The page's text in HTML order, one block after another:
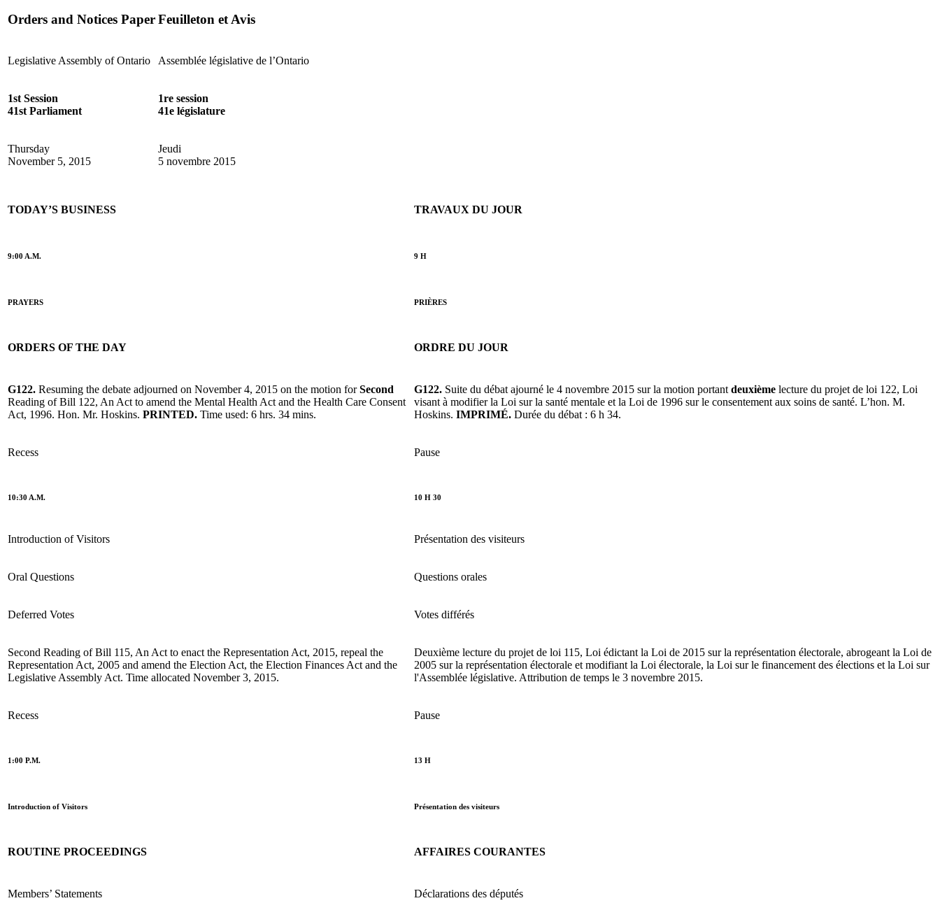
Orders and Notices PaperFeuilleton et Avis
Legislative Assembly of Ontario Assemblée législative de l’Ontario
1st Session
41st Parliament
1re session
41e législature
Thursday
November 5, 2015
Jeudi
5 novembre 2015
TODAY’S BUSINESS TRAVAUX DU JOUR
9:00 A.M. 9 H
PRAYERS PRIÈRES
ORDERS OF THE DAY ORDRE DU JOUR
G122. Resuming the debate adjourned on November 4, 2015 on the motion forSecond
Reading of Bill 122, An Act to amend the Mental Health Act and the Health Care Consent
Act, 1996. Hon. Mr. Hoskins. PRINTED. Time used: 6 hrs. 34 mins.
G122. Suite du débat ajourné le 4 novembre 2015 sur la motion portant deuxième lecture du projet de loi 122, Loi
visant à modifier la Loi sur la santé mentale et la Loi de 1996 sur le consentement aux soins de santé. L’hon. M.
Hoskins. IMPRIMÉ. Durée du débat : 6 h 34.
Recess Pause
10:30 A.M. 10 H 30
Introduction of Visitors Présentation des visiteurs
Oral Questions Questions orales
Deferred Votes Votes différés
Second Reading of Bill 115, An Act to enact the Representation Act, 2015, repeal the
Representation Act, 2005 and amend the Election Act, the Election Finances Act and the
Legislative Assembly Act. Time allocated November 3, 2015.
Deuxième lecture du projet de loi 115, Loi édictant la Loi de 2015 sur la représentation électorale, abrogeant la Loi de
2005 sur la représentation électorale et modifiant la Loi électorale, la Loi sur le financement des élections et la Loi sur
l'Assemblée législative. Attribution de temps le 3 novembre 2015.
Recess Pause
1:00 P.M. 13 H
Introduction of Visitors Présentation des visiteurs
ROUTINE PROCEEDINGS AFFAIRES COURANTES
Members’ Statements Déclarations des députés